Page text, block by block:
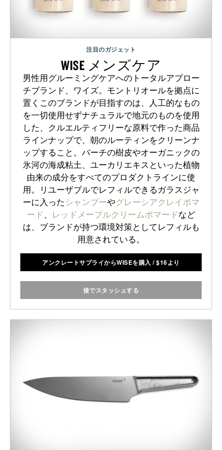
注目のガジェット
WISE メンズケア
男性用グルーミングケアへのトータルアプロー
チブランド、ワイズ。モントリオールを拠点に
置くこのブランドが目指すのは、人工的なもの
を一切使用せずナチュラルで地元のものを使用
した、クルエルティフリーな原料で作った商品
ラインナップで、朝のルーティンをクリーンナ
ップすること。バーチの樹皮やオーガニックの
氷河の海成粘土、ユーカリエキスといった植物
由来の成分をすべてのプロダクトラインに使
用。リユーザブルでレフィルできるガラスジャ
ーに入った シャンプーやグレーシアクレイポマ
ード 、 レッドメープルクリームポマードなど
は、ブランドが持つ環境対策としてレフィルも
用意されている。
アンクレートサプライからWISEを購入 /$16より
後でスタッシュする